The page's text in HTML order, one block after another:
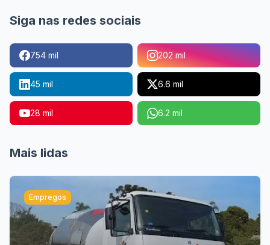
Siga nas redes sociais
754 mil 202 mil
45 mil 6.6 mil
28 mil 6.2 mil
Mais lidas
Empregos